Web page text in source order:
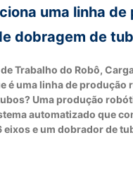
uma linha de
dobragem de
Trabalho do Robô,
é uma linha de produção
Uma produção
automatizado que
e um dobrador de
totalmente